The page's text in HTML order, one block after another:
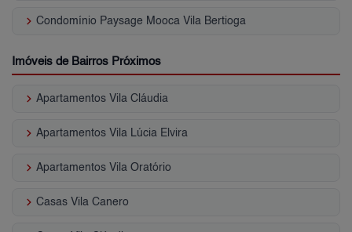
keyboard_arrow_right Condomínio Paysage Mooca Vila Bertioga
Imóveis de Bairros Próximos
keyboard_arrow_right Apartamentos Vila Cláudia
keyboard_arrow_right Apartamentos Vila Lúcia Elvira
keyboard_arrow_right Apartamentos Vila Oratório
keyboard_arrow_right Casas Vila Canero